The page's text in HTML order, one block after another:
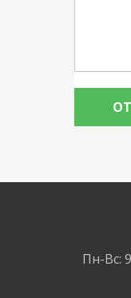
Пн-Вс: